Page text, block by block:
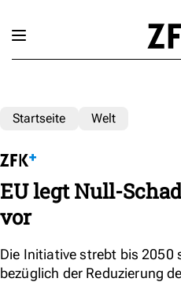
Startseite Welt
EU legt Null-
vor
Die Initiative strebt bis 2050
bezüglich der Reduzierung